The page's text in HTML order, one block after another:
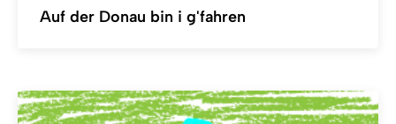
Auf der Donau bin i g'fahren